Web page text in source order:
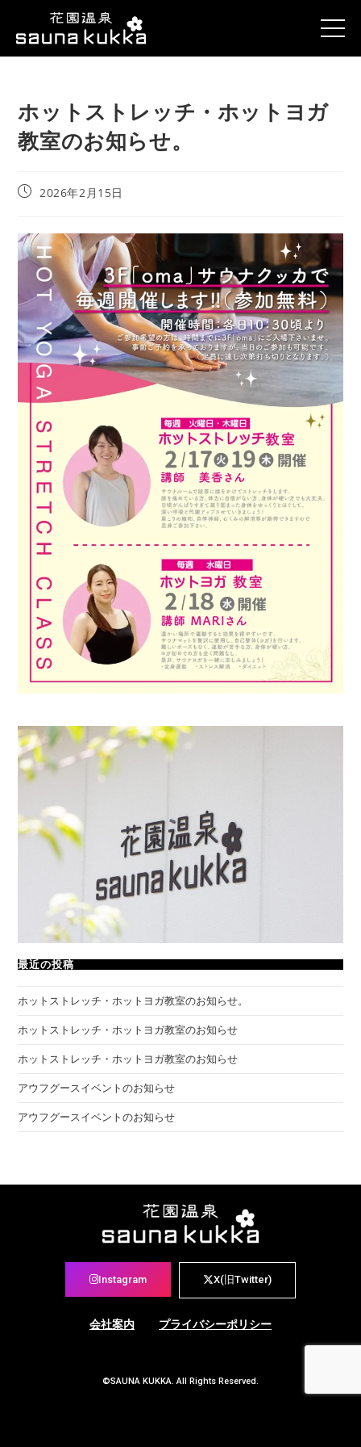
ホットストレッチ・ホットヨガ
教室のお知らせ。
2026年2月15日
最近の投稿
ホットストレッチ・ホットヨガ教室のお知らせ。
ホットストレッチ・ホットヨガ教室のお知らせ
ホットストレッチ・ホットヨガ教室のお知らせ
アウフグースイベントのお知らせ
アウフグースイベントのお知らせ
Instagram X(旧Twitter)
会社案内 プライバシーポリシー
©SAUNA KUKKA. All Rights Reserved.